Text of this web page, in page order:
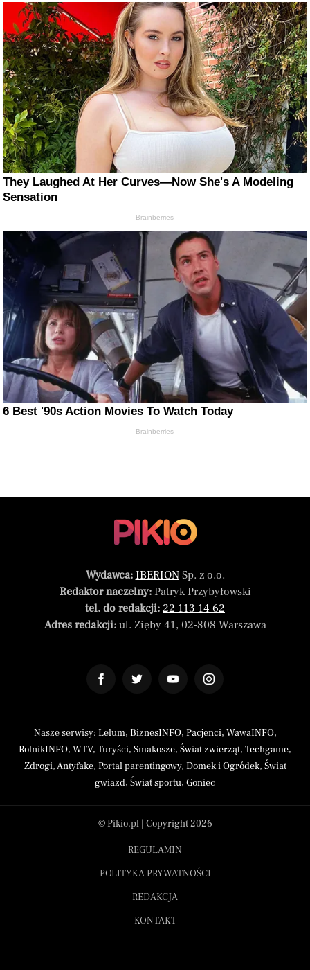
They Laughed At Her Curves—Now She's A Modeling
Sensation
Brainberries
6 Best '90s Action Movies To Watch Today
Brainberries
Wydawca: IBERIONSp. z o.o.
Redaktor naczelny:Patryk Przybyłowski
tel. do redakcji: 22 113 14 62
Adres redakcji:ul. Zięby 41, 02-808 Warszawa
Nasze serwisy: Lelum, BiznesINFO, Pacjenci, WawaINFO,
RolnikINFO, WTV, Turyści, Smakosze, Świat zwierząt, Techgame,
Zdrogi,Antyfake, Portal parentingowy, Domek i Ogródek, Świat
gwiazd, Świat sportu, Goniec
© Pikio.pl | Copyright 2026
REGULAMIN
POLITYKA PRYWATNOŚCI
REDAKCJA
KONTAKT